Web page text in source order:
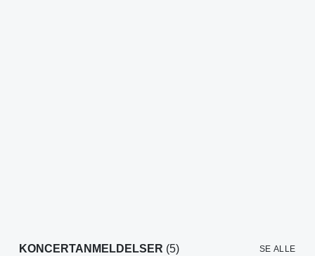
KONCERTANMELDELSER (5) SE ALLE